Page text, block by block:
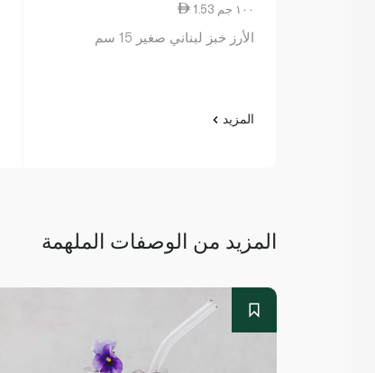
1.53 ١٠٠ جم
الأرز خبز لبناني صغير 15 سم
المزيد
المزيد من الوصفات الملهمة